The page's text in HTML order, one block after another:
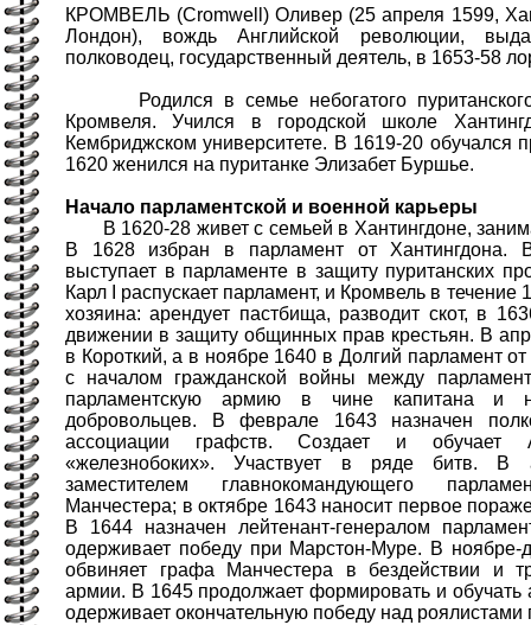
КРОМВЕЛЬ (Cromwell) Оливер (25 апреля 1599,
Лондон), вождь Английской революции,
полководец, государственный деятель, в 1653-58
Родился в семье небогатого пуританского
Кромвеля. Учился в городской школе
Кембриджском университете. В 1619-20 обучался
1620 женился на пуританке Элизабет Буршье.
Начало парламентской и военной карьеры
В 1620-28 живет с семьей в Хантингдоне,
В 1628 избран в парламент от
выступает в парламенте в защиту пуританских
Карл I распускает парламент, и Кромвель в течение
хозяина: арендует пастбища, разводит скот, в
движении в защиту общинных прав крестьян. В
в Короткий, а в ноябре 1640 в Долгий парламент
с началом гражданской войны между
парламентскую армию в чине капитана и
добровольцев. В феврале 1643 назначен
ассоциации графств. Создает и обучает
«железнобоких». Участвует в ряде битв. В
заместителем главнокомандующего
Манчестера; в октябре 1643 наносит первое
В 1644 назначен лейтенант-генералом
одерживает победу при Марстон-Муре. В ноябре-
обвиняет графа Манчестера в бездействии и
армии. В 1645 продолжает формировать и
одерживает окончательную победу над роялистами